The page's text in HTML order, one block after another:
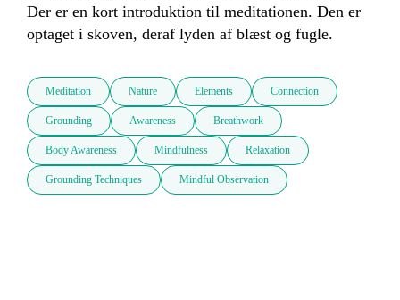
Der er en kort introduktion til meditationen. Den er
optaget i skoven, deraf lyden af blæst og fugle.
Meditation Nature Elements Connection
Grounding Awareness Breathwork
Body Awareness Mindfulness Relaxation
Grounding Techniques Mindful Observation